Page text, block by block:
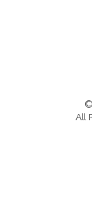
夏季
All